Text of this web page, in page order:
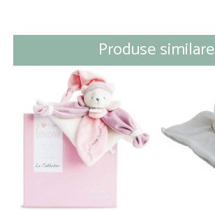
Produse similare